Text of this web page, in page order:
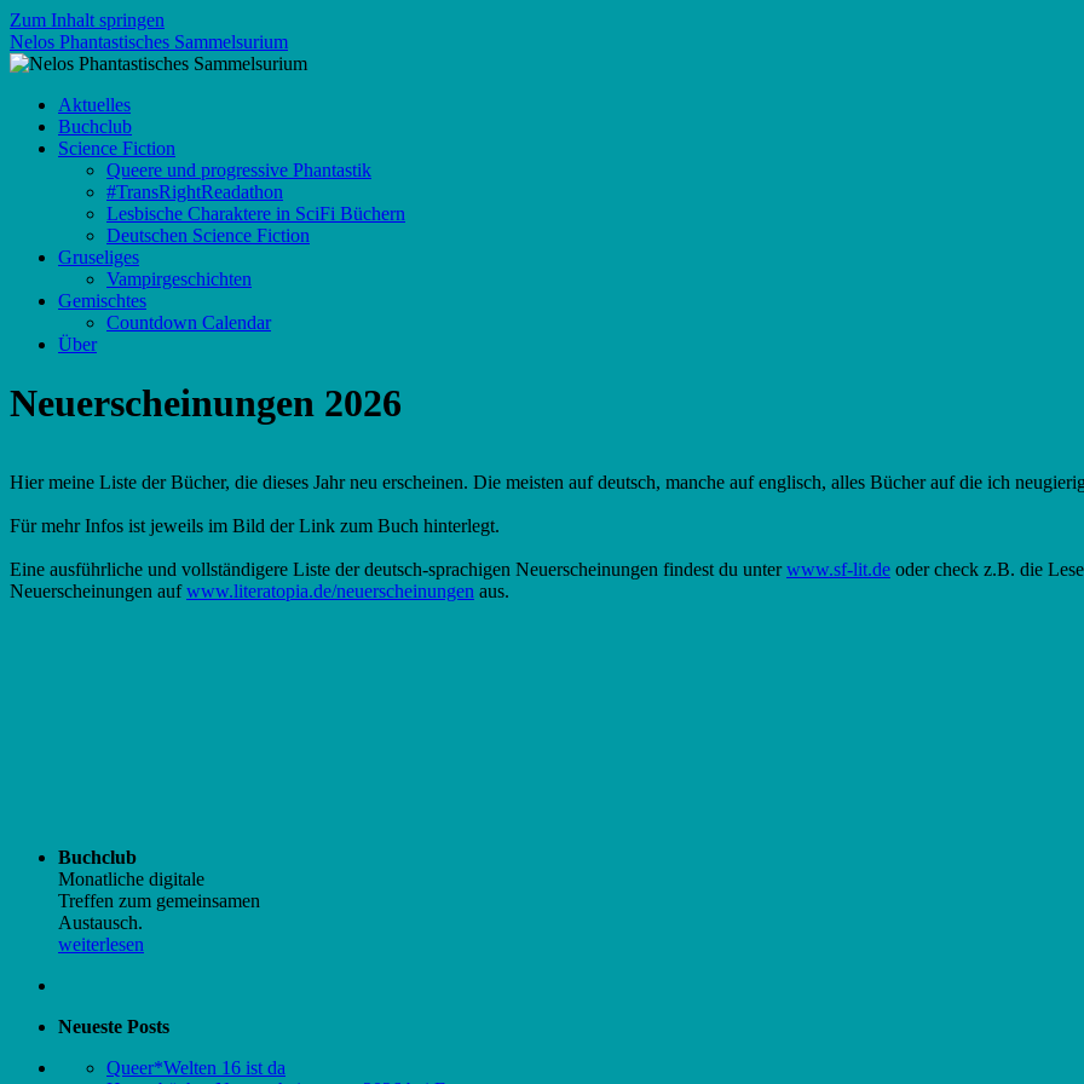
Zum Inhalt springen
Nelos Phantastisches Sammelsurium
Aktuelles
Buchclub
Science Fiction
Queere und progressive Phantastik
#TransRightReadathon
Lesbische Charaktere in SciFi Büchern
Deutschen Science Fiction
Gruseliges
Vampirgeschichten
Gemischtes
Countdown Calendar
Über
Neuerscheinungen 2026
Hier meine Liste der Bücher, die dieses Jahr neu erscheinen. Die meisten auf deutsch, manche auf englisch, alles Bücher auf die ich
Für mehr Infos ist jeweils im Bild der Link zum Buch hinterlegt.
Eine ausführliche und vollständigere Liste der deutsch-sprachigen Neuerscheinungen findest du unterwww.sf-lit.de oder check z.B. die
Neuerscheinungen aufwww.literatopia.de/neuerscheinungen aus.
Buchclub
Monatliche digitale
Treffen zum gemeinsamen
Austausch.
weiterlesen
Neueste Posts
Queer*Welten 16 ist da